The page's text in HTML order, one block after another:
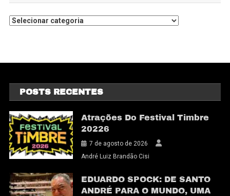
POSTS RECENTES
Atrações Do Festival Timbre
20226
7 de agosto de 2026
André Luiz Brandão Cisi
EDUARDO SPOCK: DE SANTO
ANDRÉ PARA O MUNDO, UMA